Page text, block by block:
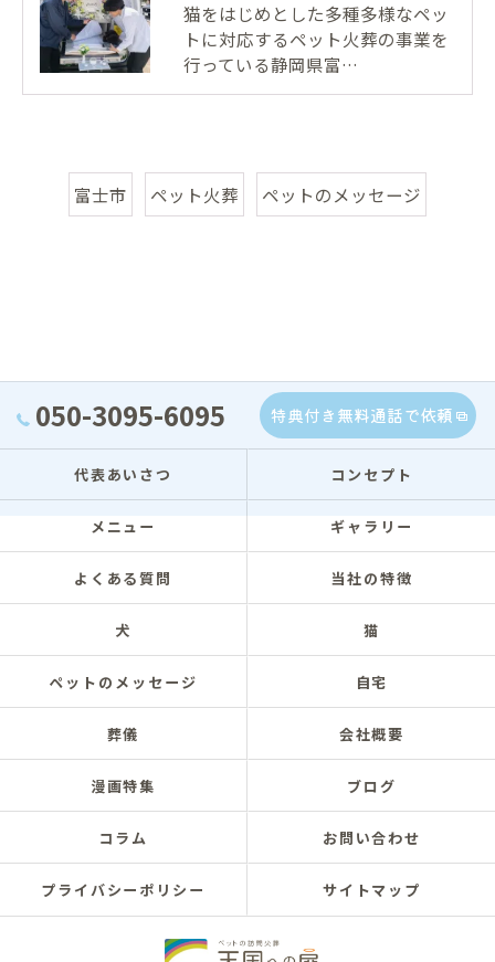
猫をはじめとした多種多様なペッ
トに対応するペット火葬の事業を
行っている静岡県富…
富士市 ペット火葬 ペットのメッセージ
050-3095-6095 特典付き無料通話で依頼
代表あいさつ コンセプト
メニュー ギャラリー
よくある質問 当社の特徴
犬 猫
ペットのメッセージ 自宅
葬儀 会社概要
漫画特集 ブログ
コラム お問い合わせ
プライバシーポリシー サイトマップ